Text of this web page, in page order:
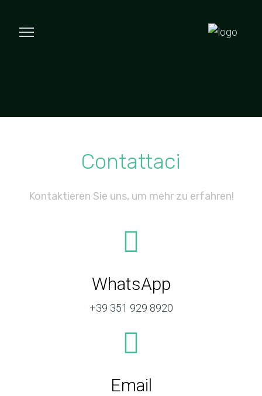
Contattaci
Kontaktieren Sie uns, um mehr zu erfahren!
WhatsApp
+39 351 929 8920
Email